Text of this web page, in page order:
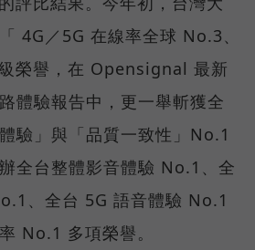
4G／5G 在線率全球 No.3、
榮譽，在 Opensignal 最新
體驗報告中，更一舉斬獲全
驗」與「品質一致性」No.1
全台整體影音體驗 No.1、全
、全台 5G 語音體驗 No.1
No.1 多項榮譽。